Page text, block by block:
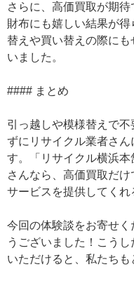
さらに、高価買取が期
財布にも嬉しい結果が
替えや買い替えの際に
いました。
#### まとめ
引っ越しや模様替えで
ずにリサイクル業者さ
す。「リサイクル横浜
さんなら、高価買取だ
サービスを提供してくれ
今回の体験談をお寄せ
うございました！こう
いただけると、私たちも